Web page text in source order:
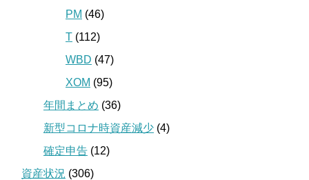
PM (46)
T (112)
WBD (47)
XOM (95)
年間まとめ (36)
新型コロナ時資産減少 (4)
確定申告 (12)
資産状況 (306)